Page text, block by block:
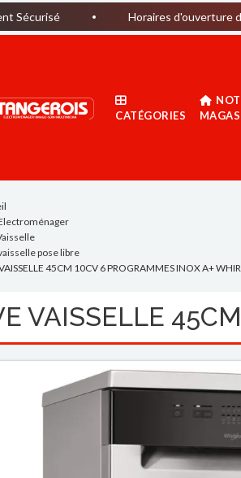
Horaires d'ouverture du magasin :
CATÉGORIES
pose libre
45CM 10CV 6 PROGRAMMES INOX A+
VAISSELLE